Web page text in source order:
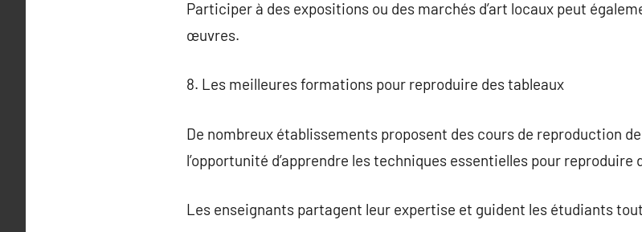
Participer à des expositions ou des marchés d’art locaux peut
œuvres.
8. Les meilleures formations pour reproduire des tableaux
De nombreux établissements proposent des cours de reproduction
l’opportunité d’apprendre les techniques essentielles pour reproduire
Les enseignants partagent leur expertise et guident les étudiants